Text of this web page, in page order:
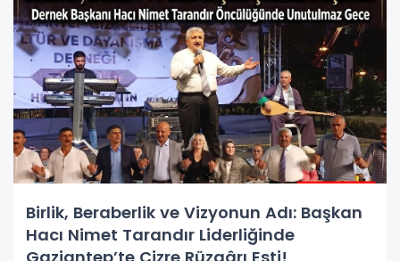
Birlik, Beraberlik ve Vizyonun Adı: Başkan
Hacı Nimet Tarandır Liderliğinde
Gaziantep’te Cizre Rüzgârı Esti!